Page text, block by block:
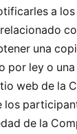
a
una
por ley o
web de la
los
de la